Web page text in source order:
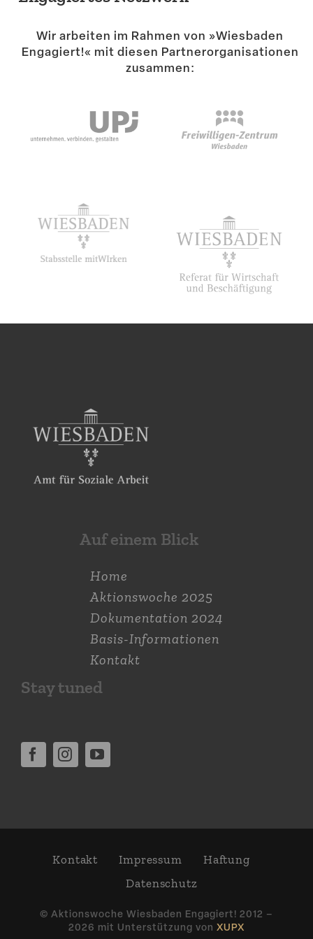
Wir arbeiten im Rahmen von »Wiesbaden
Engagiert!« mit diesen Partner­or­ga­ni­sa­tionen
zusammen:
Auf einem Blick
Home
Aktions­woche 2025
Dokumen­tation 2024
Basis-Informationen
Kontakt
Stay tuned
Kontakt Impressum
Haftung
Daten­schutz
© Aktions­woche Wiesbaden Engagiert! 2012 –
2026 mit Unter­stützung von XUPX